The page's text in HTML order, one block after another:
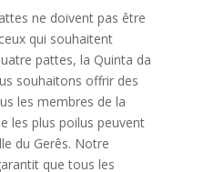
ne doivent pas être
qui souhaitent
pattes, la Quinta da
souhaitons offrir des
les membres de la
les plus poilus peuvent
du Gerês. Notre
que tous les